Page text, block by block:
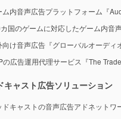
ム内音声広告プラットフォーム『
国のゲームに対応したゲーム内音
向け音声広告『グローバルオーディ
の広告運用代理サービス『The
キャスト広告ソリューション
ドキャストの音声広告アドネット